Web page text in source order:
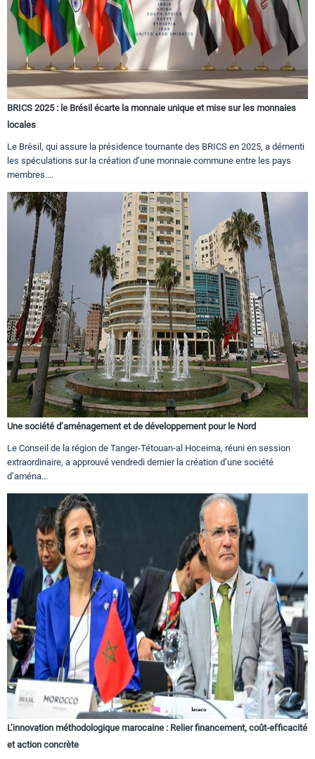
BRICS 2025 : le Brésil écarte la monnaie unique et mise sur les monnaies
locales
Le Brésil, qui assure la présidence tournante des BRICS en 2025, a démenti
les spéculations sur la création d’une monnaie commune entre les pays
membres....
Une société d’aménagement et de développement pour le Nord
Le Conseil de la région de Tanger-Tétouan-al Hoceima, réuni en session
extraordinaire, a approuvé vendredi dernier la création d’une société
d’aména...
L’innovation méthodologique marocaine : Relier financement, coût-efficacité
et action concrète